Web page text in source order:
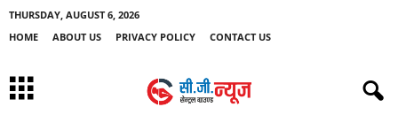
THURSDAY, AUGUST 6, 2026
HOME
ABOUT US PRIVACY POLICY CONTACT US